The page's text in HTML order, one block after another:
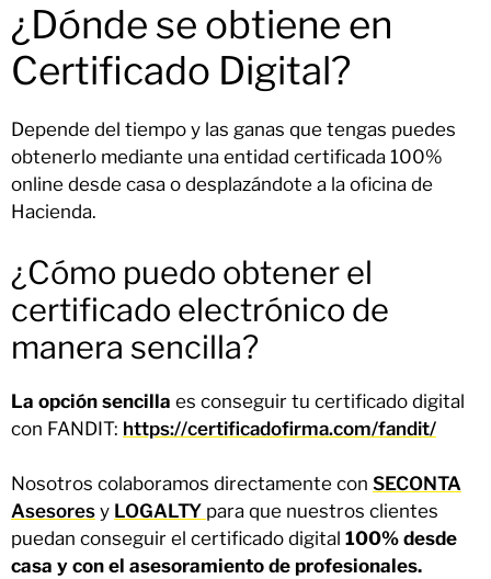
¿Dónde se obtiene en
Certificado Digital?
Depende del tiempo y las ganas que tengas puedes
obtenerlo mediante una entidad certificada 100%
online desde casa o desplazándote a la oficina de
Hacienda.
¿Cómo puedo obtener el
certificado electrónico de
manera sencilla?
La opción sencilla es conseguir tu certificado digital
con FANDIT: https://certificadofirma.com/fandit/
Nosotros colaboramos directamente con SECONTA
Asesores y LOGALTY para que nuestros clientes
puedan conseguir el certificado digital 100% desde
casa y con el asesoramiento de profesionales.